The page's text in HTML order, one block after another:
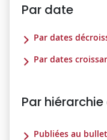
Par date
Par dates
Par dates
Par
Publiées au